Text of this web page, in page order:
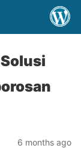
6 months ago